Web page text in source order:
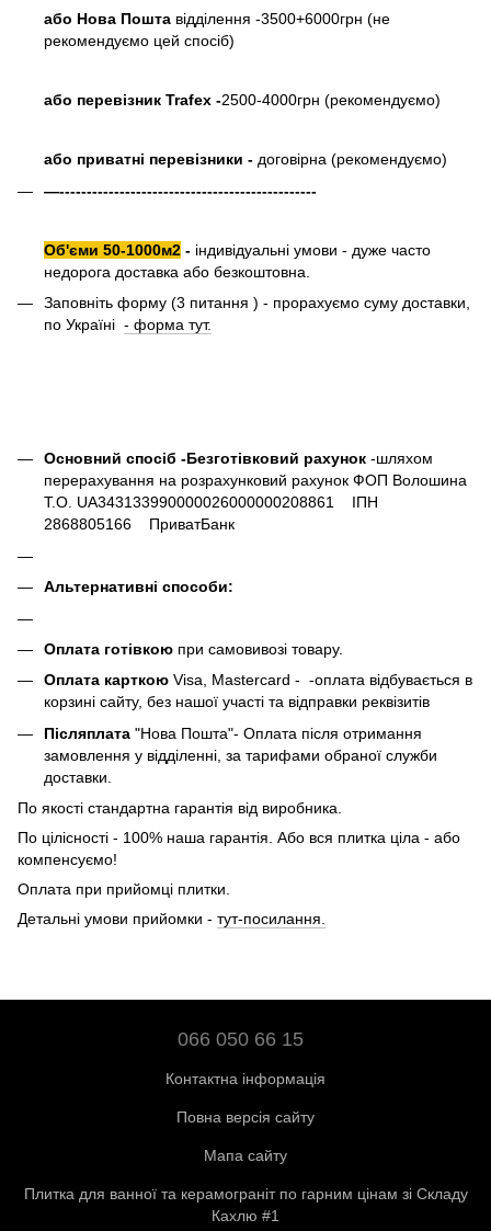
або Нова Пошта відділення -3500+6000грн (не
рекомендуємо цей спосіб)
або перевізник Trafex -2500-4000грн (рекомендуємо)
або приватні перевізники - договірна (рекомендуємо)
—-----------------------------------------------
Об'єми 50-1000м2 - індивідуальні умови - дуже часто
недорога доставка або безкоштовна.
Заповніть форму (3 питання ) - прорахуємо суму доставки,
по Україні - форма тут.
Основний спосіб -Безготівковий рахунок -шляхом
перерахування на розрахунковий рахунок ФОП Волошина
Т.О. UA343133990000026000000208861 ІПН
2868805166 ПриватБанк
Альтернативні способи:
Оплата готівкою при самовивозі товару.
Оплата карткою Visa, Mastercard - -оплата відбувається в
корзині сайту, без нашої участі та відправки реквізитів
Післяплата "Нова Пошта"- Оплата після отримання
замовлення у відділенні, за тарифами обраної служби
доставки.
По якості стандартна гарантія від виробника.
По цілісності - 100% наша гарантія. Або вся плитка ціла - або
компенсуємо!
Оплата при прийомці плитки.
Детальні умови прийомки - тут-посилання.
066 050 66 15
Контактна інформація
Повна версія сайту
Мапа сайту
Плитка для ванної та керамограніт по гарним цінам зі Складу
Кахлю #1